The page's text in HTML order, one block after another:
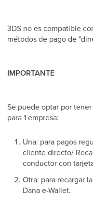
3DS no es compatible
métodos de pago de
IMPORTANTE
Se puede optar por
para 1 empresa:
Una: para pagos
cliente directo/
conductor con
Otra: para recargar
Dana e-Wallet.